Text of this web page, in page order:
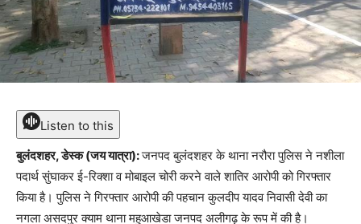
Listen to this
बुलंदशहर, डेस्क (जय यात्रा):जनपद बुलंदशहर के थाना नरौरा पुलिस ने नशीला
पदार्थ सुंघाकर ई-रिक्शा व मोबाइल चोरी करने वाले शातिर आरोपी को गिरफ्तार
किया है। पुलिस ने गिरफ्तार आरोपी की पहचान कुलदीप यादव निवासी देवी का
नगला असदपुर क्याम थाना महुआखेडा जनपद अलीगढ़ के रूप में की है।